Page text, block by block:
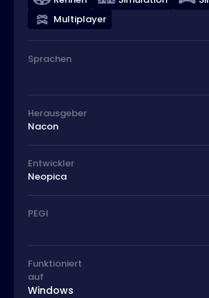
Multiplayer
Sprachen
Herausgeber
Nacon
Entwickler
Neopica
PEGI
Funktioniert
auf
Windows